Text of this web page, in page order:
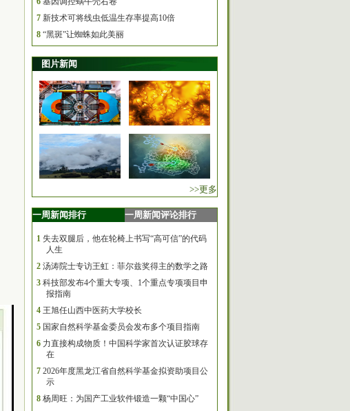
7 新技术可将线虫低温生存率提高10倍
8 “黑斑”让蜘蛛如此美丽
图片新闻
>>更多
一周新闻排行 一周新闻评论排行
1 失去双腿后，他在轮椅上书写“高可信”的代码
人生
2 汤涛院士专访王虹：菲尔兹奖得主的数学之路
3 科技部发布4个重大专项、1个重点专项项目申
报指南
4 王旭任山西中医药大学校长
5 国家自然科学基金委员会发布多个项目指南
6 力直接构成物质！中国科学家首次认证胶球存
在
7 2026年度黑龙江省自然科学基金拟资助项目公
示
8 杨周旺：为国产工业软件锻造一颗“中国心”